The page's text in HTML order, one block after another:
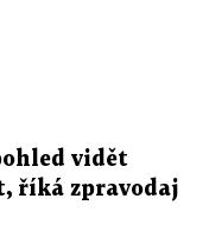
vidět
říká zpravodaj